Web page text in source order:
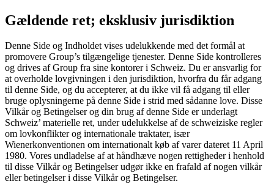
Gældende ret; eksklusiv jurisdiktion
Denne Side og Indholdet vises udelukkende med det formål at
promovere Group’s tilgængelige tjenester. Denne Side kontrolleres
og drives af Group fra sine kontorer i Schweiz. Du er ansvarlig for
at overholde lovgivningen i den jurisdiktion, hvorfra du får adgang
til denne Side, og du accepterer, at du ikke vil få adgang til eller
bruge oplysningerne på denne Side i strid med sådanne love. Disse
Vilkår og Betingelser og din brug af denne Side er underlagt
Schweiz’ materielle ret, under udelukkelse af de schweiziske regler
om lovkonflikter og internationale traktater, især
Wienerkonventionen om internationalt køb af varer dateret 11 April
1980. Vores undladelse af at håndhæve nogen rettigheder i henhold
til disse Vilkår og Betingelser udgør ikke en frafald af nogen vilkår
eller betingelser i disse Vilkår og Betingelser.